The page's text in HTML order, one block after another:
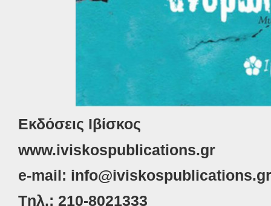
Εκδόσεις Ιβίσκος
www.iviskospublications.gr
e-mail: info@iviskospublications.gr
Tηλ.: 210-8021333